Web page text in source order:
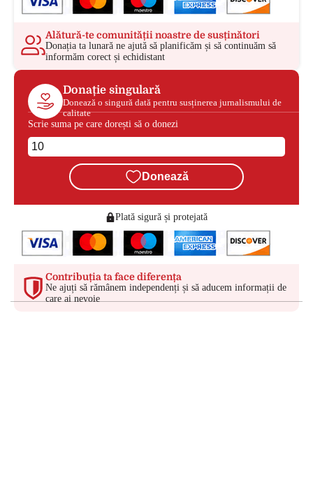
Alătură-te comunității noastre de susținători
Donația ta lunară ne ajută să planificăm și să continuăm să
informăm corect și echidistant
Donație singulară
Donează o singură dată pentru susținerea jurnalismului de
calitate
Scrie suma pe care dorești să o donezi
Donează
Plată sigură și protejată
Contribuția ta face diferența
Ne ajuți să rămânem independenți și să aducem informații de
care ai nevoie